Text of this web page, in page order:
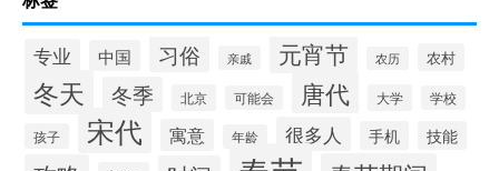
专业 中国 习俗 亲戚 元宵节 农历 农村
冬天 冬季 北京 可能会 唐代 大学 学校
孩子 宋代 寓意 年龄 很多人 手机 技能